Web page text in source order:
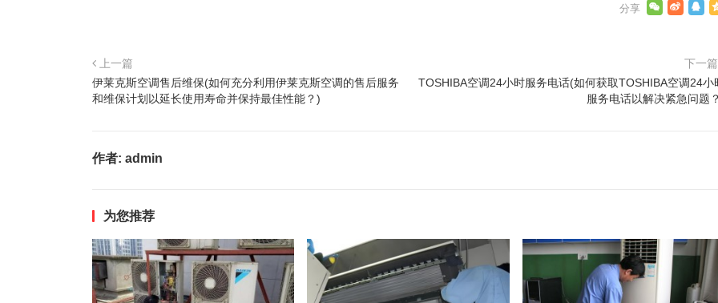
上一篇
伊莱克斯空调售后维保(如何充分利用伊莱克斯空调的售后服务
和维保计划以延长使用寿命并保持最佳性能？)
下一篇
TOSHIBA空调24小时服务电话(如何获取TOSHIBA空调24小
服务电话以解决紧急问题
作者: admin
为您推荐